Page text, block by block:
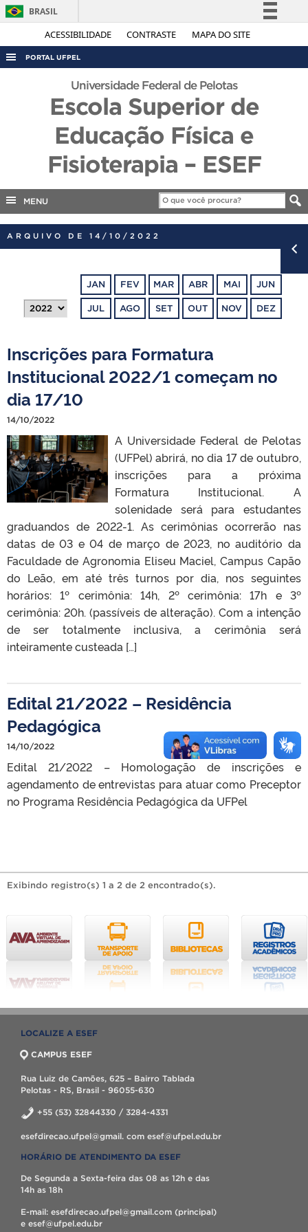
ACESSIBILIDADE CONTRASTE MAPA DO SITE
BRASIL
Simplifique!
Acesso à informação
Legislação
Canais
PORTAL UFPEL
ACESSO À INFORMAÇÃO
AUDITORIA
COBALTO
EDITAIS
INTERNACIONAL
Universidade Federal de Pelotas
Escola Superior de
Educação Física e
Fisioterapia – ESEF
MENU
ARQUIVO DE 14/10/2022
JAN FEV MAR ABR MAI JUN
JUL AGO SET OUT NOV DEZ
Inscrições para Formatura
Institucional 2022/1 começam no
dia 17/10
14/10/2022
A Universidade Federal de Pelotas
(UFPel) abrirá, no dia 17 de outubro,
inscrições para a próxima
Formatura Institucional. A
solenidade será para estudantes
graduandos de 2022-1. As cerimônias ocorrerão nas
datas de 03 e 04 de março de 2023, no auditório da
Faculdade de Agronomia Eliseu Maciel, Campus Capão
do Leão, em até três turnos por dia, nos seguintes
horários: 1º cerimônia: 14h, 2º cerimônia: 17h e 3º
cerimônia: 20h. (passíveis de alteração). Com a intenção
de ser totalmente inclusiva, a cerimônia será
inteiramente custeada […]
Edital 21/2022 – Residência
Pedagógica
14/10/2022
Edital 21/2022 – Homologação de inscrições e
agendamento de entrevistas para atuar como Preceptor
no Programa Residência Pedagógica da UFPel
Exibindo registro(s) 1 a 2 de 2 encontrado(s).
LOCALIZE A ESEF
CAMPUS ESEF
Rua Luiz de Camões, 625 – Bairro Tablada
Pelotas - RS, Brasil - 96055-630
+55 (53) 32844330 / 3284-4331
esefdirecao.ufpel@gmail. com esef@ufpel.edu.br
HORÁRIO DE ATENDIMENTO DA ESEF
De Segunda a Sexta-feira das 08 as 12h e das
14h as 18h
E-mail: esefdirecao.ufpel@gmail.com (principal)
e esef@ufpel.edu.br